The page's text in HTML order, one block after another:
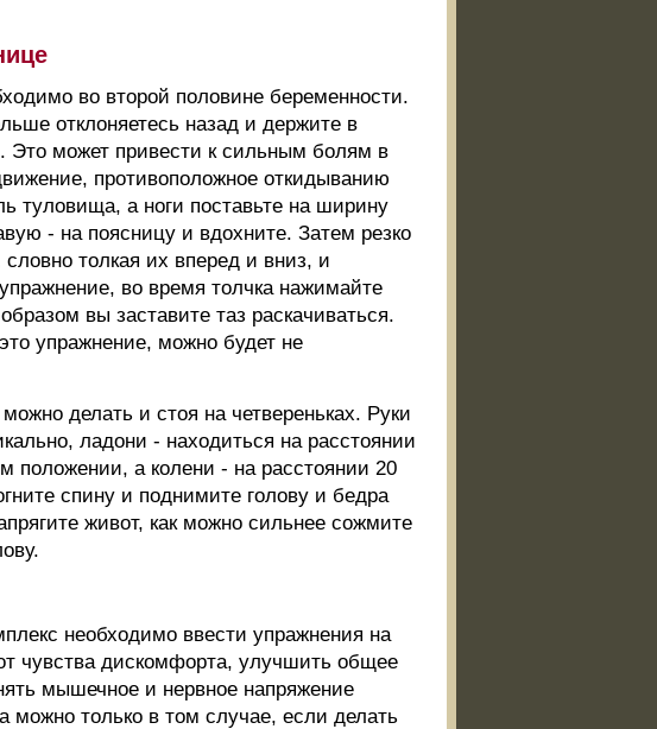
во второй половине беременности.
отклоняетесь назад и держите в
может привести к сильным болям в
противоположное откидыванию
туловища, а ноги поставьте на ширину
- на поясницу и вдохните. Затем резко
толкая их вперед и вниз, и
во время толчка нажимайте
вы заставите таз раскачиваться.
упражнение, можно будет не
делать и стоя на четвереньках. Руки
ладони - находиться на расстоянии
положении, а колени - на расстоянии 20
спину и поднимите голову и бедра
живот, как можно сильнее сожмите
необходимо ввести упражнения на
чувства дискомфорта, улучшить общее
мышечное и нервное напряжение
можно только в том случае, если делать